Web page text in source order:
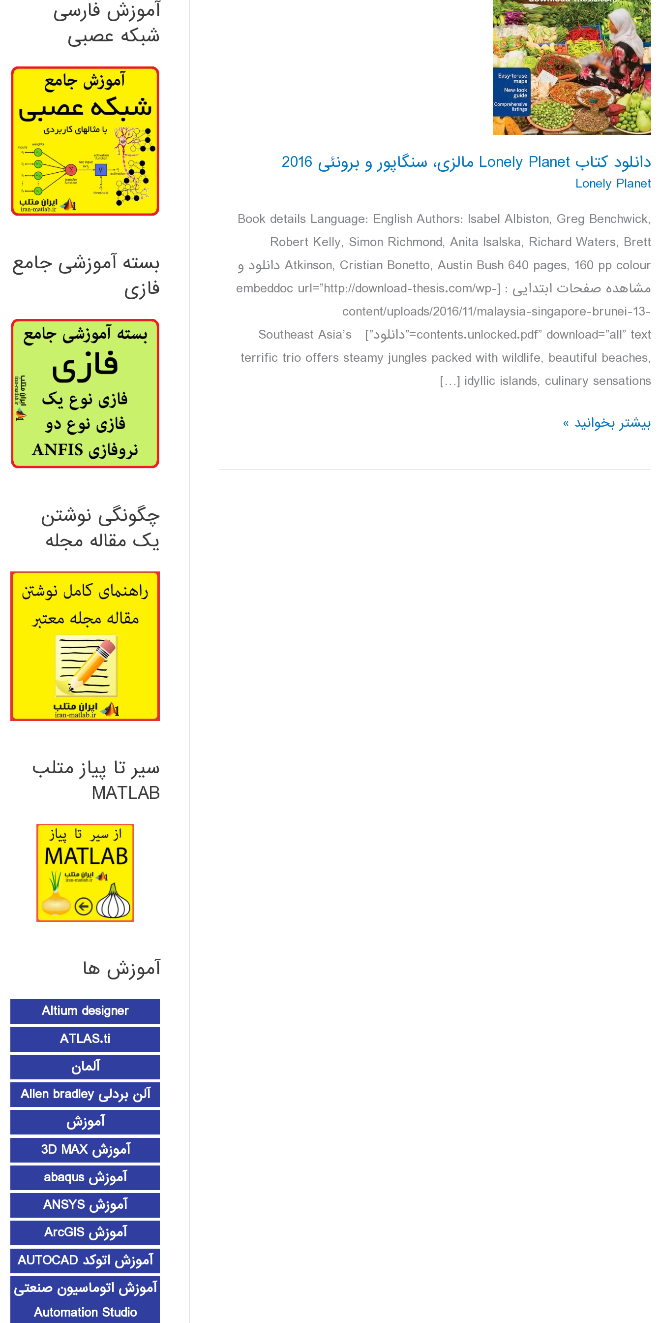
دانلود کتاب Lonely Planet مالزی، سنگاپور و برونئی 2016
Lonely Planet
Book details Language: English Authors: Isabel Albiston, Greg Benchwick,
Robert Kelly, Simon Richmond, Anita Isalska, Richard Waters, Brett
Atkinson, Cristian Bonetto, Austin Bush 640 pages, 160 pp colour دانلود و
مشاهده صفحات ابتدایی : [embeddoc url=”http://download-thesis.com/wp-
content/uploads/2016/11/malaysia-singapore-brunei-13-
contents.unlocked.pdf” download=”all” text=”دانلود”] Southeast Asia’s
terrific trio offers steamy jungles packed with wildlife, beautiful beaches,
idyllic islands, culinary sensations […]
دانلود
Lonely
بیشتر بخوانید »
آموزش فارسی
شبکه عصبی
بسته آموزشی جامع
فازی
چگونگی نوشتن
یک مقاله مجله
سیر تا پیاز متلب
MATLAB
آموزش ها
Altium designer
ATLAS.ti
آلمان
آلن بردلی Allen bradley
آموزش
آموزش 3D MAX
آموزش abaqus
آموزش ANSYS
آموزش ArcGIS
آموزش اتوکد AUTOCAD
آموزش اتوماسیون صنعتی
Automation Studio